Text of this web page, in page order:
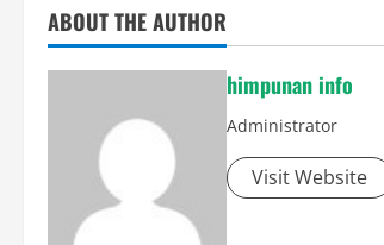
ABOUT THE AUTHOR
himpunan info
Administrator
Visit Website